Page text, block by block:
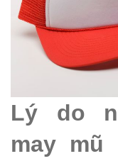
Lý do
may